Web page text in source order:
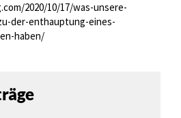
2020/10/17/was-unsere-
der-enthauptung-eines-
haben/